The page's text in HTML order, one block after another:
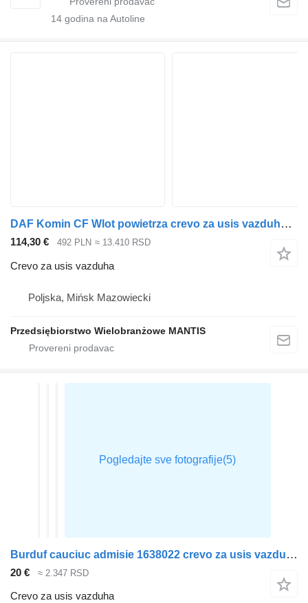
14 godina na Autoline
DAF Komin CF Wlot powietrza crevo za usis vazduha za tegljača
114,30 € 492 PLN ≈ 13.410 RSD
Crevo za usis vazduha
Poljska, Mińsk Mazowiecki
Przedsiębiorstwo Wielobranżowe MANTIS
Burduf cauciuc admisie 1638022 crevo za usis vazduha za DAF CF85 tegljača
20 € ≈ 2.347 RSD
Crevo za usis vazduha